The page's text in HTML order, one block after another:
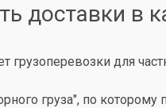
доставки в
грузоперевозки для
груза", по